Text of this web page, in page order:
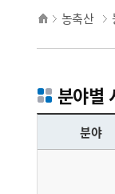
농축산
분야별
분야